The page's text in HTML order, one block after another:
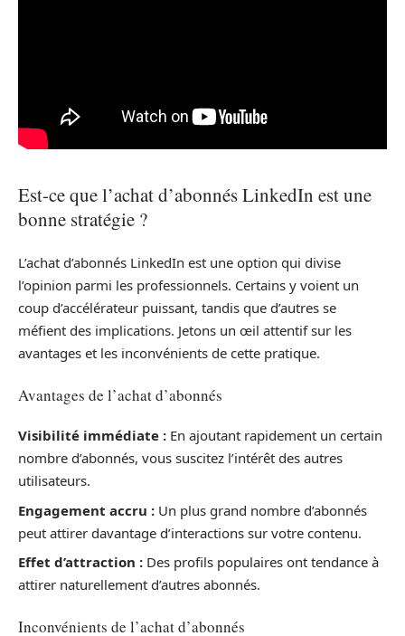
Est-ce que l’achat d’abonnés LinkedIn est une
bonne stratégie ?
L’achat d’abonnés LinkedIn est une option qui divise
l’opinion parmi les professionnels. Certains y voient un
coup d’accélérateur puissant, tandis que d’autres se
méfient des implications. Jetons un œil attentif sur les
avantages et les inconvénients de cette pratique.
Avantages de l’achat d’abonnés
Visibilité immédiate : En ajoutant rapidement un certain
nombre d’abonnés, vous suscitez l’intérêt des autres
utilisateurs.
Engagement accru : Un plus grand nombre d’abonnés
peut attirer davantage d’interactions sur votre contenu.
Effet d’attraction : Des profils populaires ont tendance à
attirer naturellement d’autres abonnés.
Inconvénients de l’achat d’abonnés